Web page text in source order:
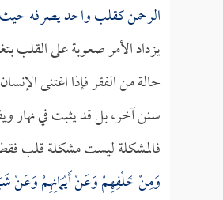
الرحمن كقلب واحد يصرفه
يزداد الأمر صعوبة على القلب
حالة من الفقر فإذا اغتنى
سنن آخر، بل قد يثبت في نهار
فالمشكلة ليست مشكلة قلب
وَمِنْ خَلْفِهِمْ وَعَنْ أَيْمَانِهِمْ وَعَنْ